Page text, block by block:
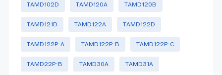
TAMD102D TAMD120A TAMD120B
TAMD121D TAMD122A TAMD122D
TAMD122P-A TAMD122P-B TAMD122P-C
TAMD22P-B TAMD30A TAMD31A